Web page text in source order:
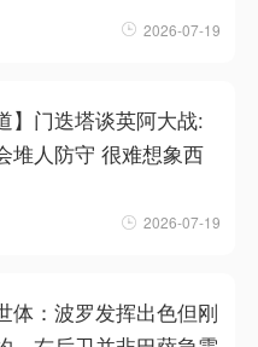
2026-07-19
】门迭塔谈英阿大战:
堆人防守 很难想象西
2026-07-19
体：波罗发挥出色但刚